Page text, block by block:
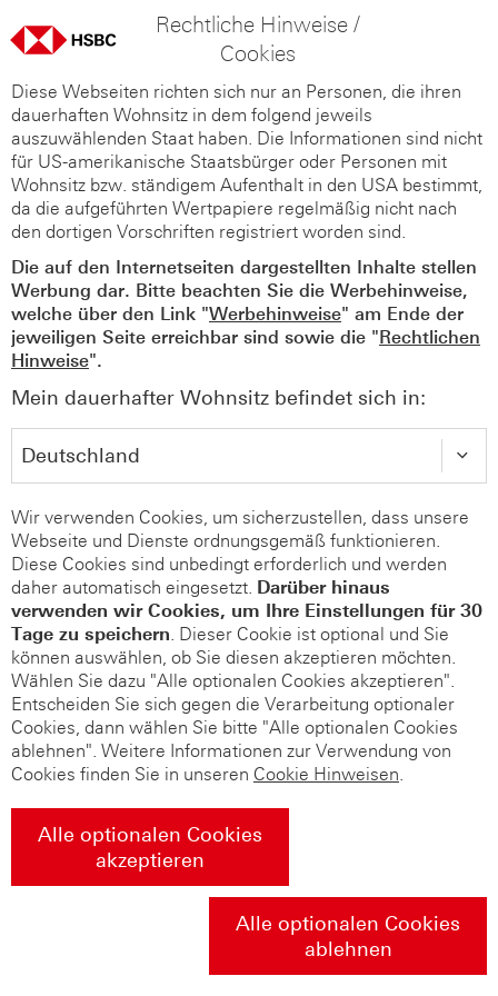
Rechtliche Hinweise /
Cookies
Diese Webseiten richten sich nur an Personen, die ihren
dauerhaften Wohnsitz in dem folgend jeweils
auszuwählenden Staat haben. Die Informationen sind nicht
für US-amerikanische Staatsbürger oder Personen mit
Wohnsitz bzw. ständigem Aufenthalt in den USA bestimmt,
da die aufgeführten Wertpapiere regelmäßig nicht nach
den dortigen Vorschriften registriert worden sind.
Die auf den Internetseiten dargestellten Inhalte stellen
Werbung dar. Bitte beachten Sie die Werbehinweise,
welche über den Link "Werbehinweise" am Ende der
jeweiligen Seite erreichbar sind sowie die "Rechtlichen
Hinweise".
Mein dauerhafter Wohnsitz befindet sich in:
Wir verwenden Cookies, um sicherzustellen, dass unsere
Webseite und Dienste ordnungsgemäß funktionieren.
Diese Cookies sind unbedingt erforderlich und werden
daher automatisch eingesetzt. Darüber hinaus
verwenden wir Cookies, um Ihre Einstellungen für 30
Tage zu speichern. Dieser Cookie ist optional und Sie
können auswählen, ob Sie diesen akzeptieren möchten.
Wählen Sie dazu "Alle optionalen Cookies akzeptieren".
Entscheiden Sie sich gegen die Verarbeitung optionaler
Cookies, dann wählen Sie bitte "Alle optionalen Cookies
ablehnen". Weitere Informationen zur Verwendung von
Cookies finden Sie in unseren Cookie Hinweisen.
Alle optionalen Cookies
akzeptieren
Alle optionalen Cookies
ablehnen